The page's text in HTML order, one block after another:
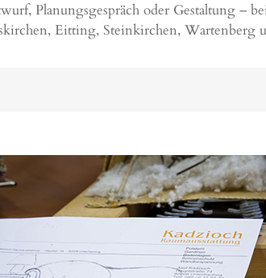
Planungsgespräch oder Gestaltung –
, Eitting, Steinkirchen, Wartenberg